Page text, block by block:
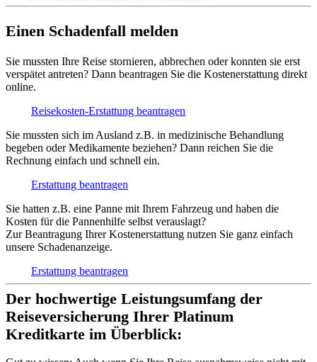
Einen Schadenfall melden
Sie mussten Ihre Reise stornieren, abbrechen oder konnten sie erst
verspätet antreten? Dann beantragen Sie die Kostenerstattung direkt
online.
Reisekosten-Erstattung beantragen
Sie mussten sich im Ausland z.B. in medizinische Behandlung
begeben oder Medikamente beziehen? Dann reichen Sie die
Rechnung einfach und schnell ein.
Erstattung beantragen
Sie hatten z.B. eine Panne mit Ihrem Fahrzeug und haben die
Kosten für die Pannenhilfe selbst verauslagt?
Zur Beantragung Ihrer Kostenerstattung nutzen Sie ganz einfach
unsere Schadenanzeige.
Erstattung beantragen
Der hochwertige Leistungsumfang der
Reiseversicherung Ihrer Platinum
Kreditkarte im Überblick: